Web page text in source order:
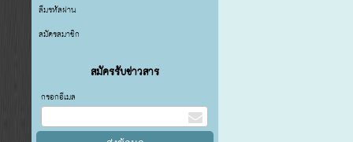
ลืมรหัสผ่าน
สมัครสมาชิก
สมัครรับข่าวสาร
กรอกอีเมล